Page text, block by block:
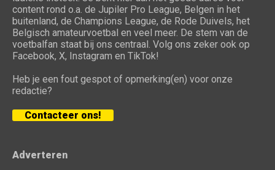
content rond o.a. de Jupiler Pro League, Belgen in het
buitenland, de Champions League, de Rode Duivels, het
Belgisch amateurvoetbal en veel meer. De stem van de
voetbalfan staat bij ons centraal. Volg ons zeker ook op
Facebook, X, Instagram en TikTok!
Heb je een fout gespot of opmerking(en) voor onze
redactie?
Contacteer ons!
Adverteren